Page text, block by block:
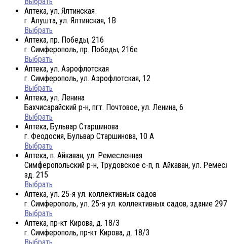
Аптека, ул. Ялтинская
г. Алушта, ул. Ялтинская, 1В
Выбрать
Аптека, пр. Победы, 216
г. Симферополь, пр. Победы, 216е
Выбрать
Аптека, ул. Аэрофлотская
г. Симферополь, ул. Аэрофлотская, 12
Выбрать
Аптека, ул. Ленина
Бахчисарайский р-н, пгт. Почтовое, ул. Ленина, 6
Выбрать
Аптека, Бульвар Старшинова
г. Феодосия, Бульвар Старшинова, 10 А
Выбрать
Аптека, п. Айкаван, ул. Ремесленная
Симферопольский р-н, Трудовское с-п, п. Айкаван, ул.
зд. 215
Выбрать
Аптека, ул. 25-я ул. коллективных садов
г. Симферополь, ул. 25-я ул. коллективных садов, здание 297
Выбрать
Аптека, пр-кт Кирова, д. 18/3
г. Симферополь, пр-кт Кирова, д. 18/3
Выбрать